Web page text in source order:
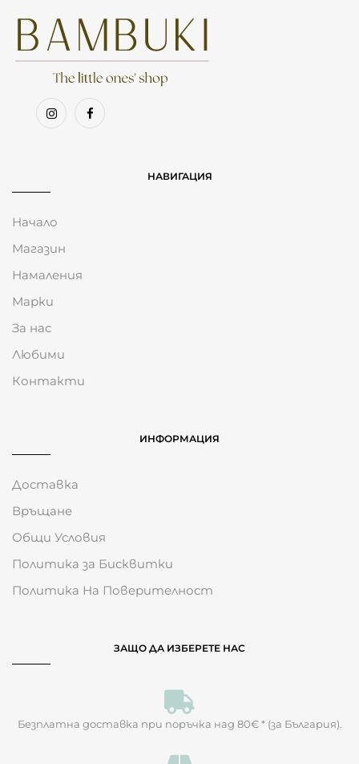
НАВИГАЦИЯ
Начало
Магазин
Намаления
Марки
За нас
Любими
Контакти
ИНФОРМАЦИЯ
Доставка
Връщане
Общи Условия
Политика за Бисквитки
Политика На Поверителност
ЗАЩО ДА ИЗБЕРЕТЕ НАС
Безплатна доставка при поръчка над 80€ * (за България).